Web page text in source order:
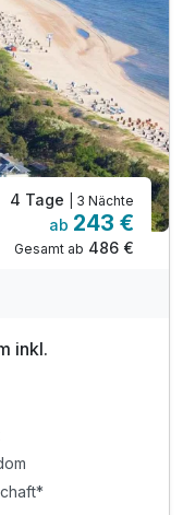
4 Tage | 3 Nächte
ab 243 €
Gesamt ab 486 €
inkl.